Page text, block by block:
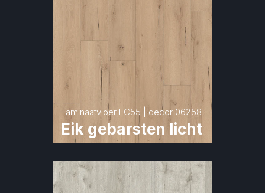
Laminaatvloer LC55 | decor 06258
Eik gebarsten licht